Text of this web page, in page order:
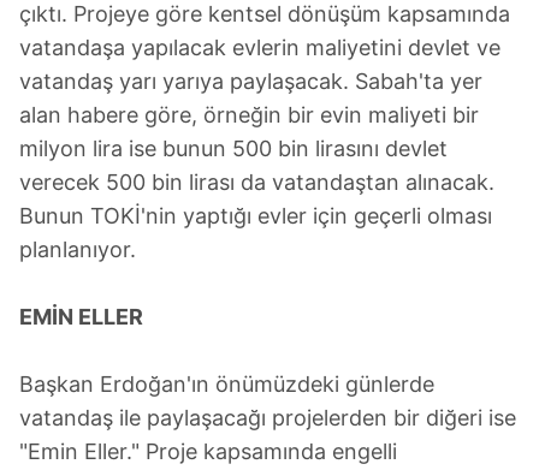
çıktı. Projeye göre kentsel dönüşüm kapsamında
vatandaşa yapılacak evlerin maliyetini devlet ve
vatandaş yarı yarıya paylaşacak. Sabah'ta yer
alan habere göre, örneğin bir evin maliyeti bir
milyon lira ise bunun 500 bin lirasını devlet
verecek 500 bin lirası da vatandaştan alınacak.
Bunun TOKİ'nin yaptığı evler için geçerli olması
planlanıyor.
EMİN ELLER
Başkan Erdoğan'ın önümüzdeki günlerde
vatandaş ile paylaşacağı projelerden bir diğeri ise
"Emin Eller." Proje kapsamında engelli